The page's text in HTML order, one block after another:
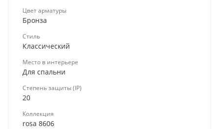
Цвет арматуры
Бронза
Стиль
Классический
Место в интерьере
Для спальни
Степень защиты (IP)
20
Коллекция
rosa 8606